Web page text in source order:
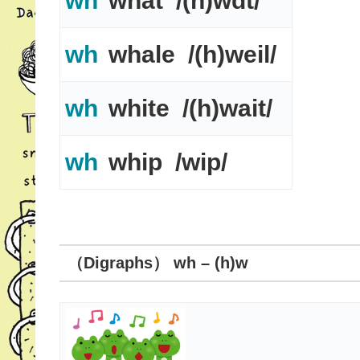
wh whale /(h)weil/
wh white /(h)wait/
wh whip /wip/
（Digraphs） wh – (h)w